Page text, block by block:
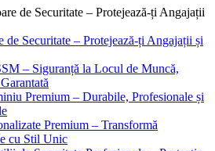
de Securitate – Protejează-ți Angajații și
– Siguranță la Locul de Muncă,
Premium – Durabile, Profesionale și
Premium – Transformă
cu Stil Unic